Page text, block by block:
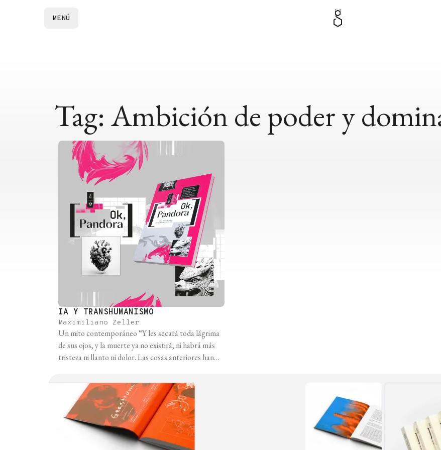
MENÚ
Tag: Ambición de poder y
IA Y TRANSHUMANISMO
Maximiliano Zeller
Un mito contemporáneo “Y les secará toda lágrima
de sus ojos, y la muerte ya no existirá, ni habrá más
tristeza ni llanto ni dolor. Las cosas anteriores han
versículos 21:24. ¿Qué tiene que ver esto con la
tecnología? Mucho más de lo que nos imaginamos. El